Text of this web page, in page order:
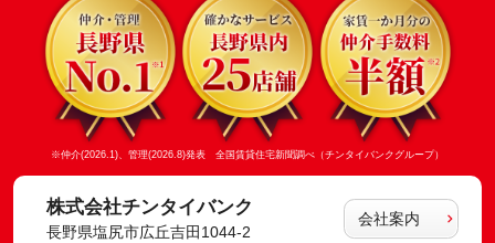
※仲介(2026.1)、管理(2026.8)発表 全国賃貸住宅新聞調べ（チンタイバンクグループ）
株式会社チンタイバンク
長野県塩尻市広丘吉田1044-2
会社案内